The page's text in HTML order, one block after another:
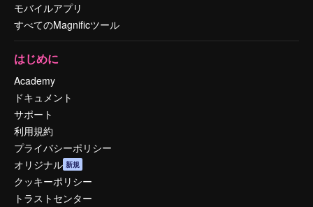
モバイルアプリ
すべてのMagnificツール
はじめに
Academy
ドキュメント
サポート
利用規約
プライバシーポリシー
オリジナル 新規
クッキーポリシー
トラストセンター